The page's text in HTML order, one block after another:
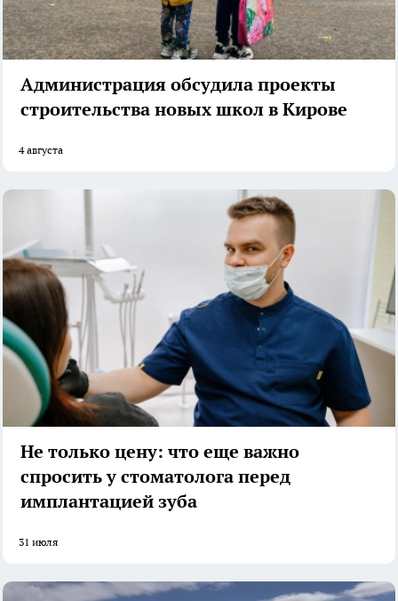
Администрация обсудила проекты
строительства новых школ в Кирове
4 августа
Не только цену: что еще важно
спросить у стоматолога перед
имплантацией зуба
31 июля